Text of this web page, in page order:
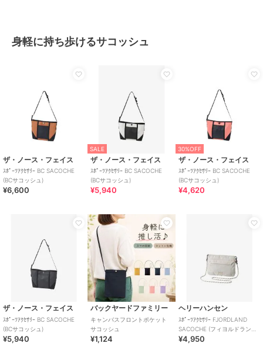
身軽に持ち歩けるサコッシュ
ザ・ノース・フェイス
ｽﾎﾟｰﾂｱｸｾｻﾘｰ BC SACOCHE
(BCサコッシュ)
¥6,600
SALE
ザ・ノース・フェイス
ｽﾎﾟｰﾂｱｸｾｻﾘｰ BC SACOCHE
(BCサコッシュ)
¥5,940
30%OFF
ザ・ノース・フェイス
ｽﾎﾟｰﾂｱｸｾｻﾘｰ BC SACOCHE
(BCサコッシュ)
¥4,620
ザ・ノース・フェイス
ｽﾎﾟｰﾂｱｸｾｻﾘｰ BC SACOCHE
(BCサコッシュ)
¥5,940
バックヤードファミリー
キャンバスフロントポケット
サコッシュ
¥1,124
ヘリーハンセン
ｽﾎﾟｰﾂｱｸｾｻﾘｰ FJORDLAND
SACOCHE (フィヨルドランド
サコッシュ)
¥4,950